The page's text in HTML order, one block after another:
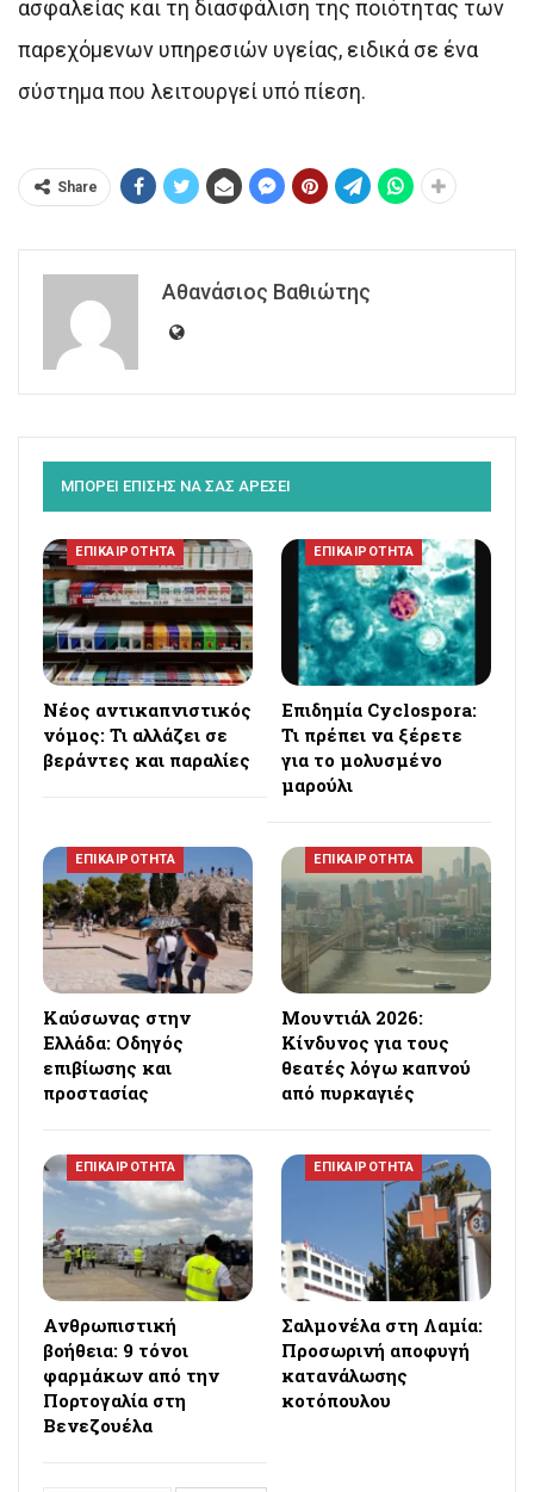
ασφαλείας και τη διασφάλιση της ποιότητας των
παρεχόμενων υπηρεσιών υγείας, ειδικά σε ένα
σύστημα που λειτουργεί υπό πίεση.
Share
Αθανάσιος Βαθιώτης
ΜΠΟΡΕΙ ΕΠΙΣΗΣ ΝΑ ΣΑΣ ΑΡΕΣΕΙ
ΕΠΙΚΑΙΡΟΤΗΤΑ
Νέος αντικαπνιστικός
νόμος: Τι αλλάζει σε
βεράντες και παραλίες
ΕΠΙΚΑΙΡΟΤΗΤΑ
Επιδημία Cyclospora:
Τι πρέπει να ξέρετε
για το μολυσμένο
μαρούλι
ΕΠΙΚΑΙΡΟΤΗΤΑ
Καύσωνας στην
Ελλάδα: Οδηγός
επιβίωσης και
προστασίας
ΕΠΙΚΑΙΡΟΤΗΤΑ
Μουντιάλ 2026:
Κίνδυνος για τους
θεατές λόγω καπνού
από πυρκαγιές
ΕΠΙΚΑΙΡΟΤΗΤΑ
Ανθρωπιστική
βοήθεια: 9 τόνοι
φαρμάκων από την
Πορτογαλία στη
Βενεζουέλα
ΕΠΙΚΑΙΡΟΤΗΤΑ
Σαλμονέλα στη Λαμία:
Προσωρινή αποφυγή
κατανάλωσης
κοτόπουλου